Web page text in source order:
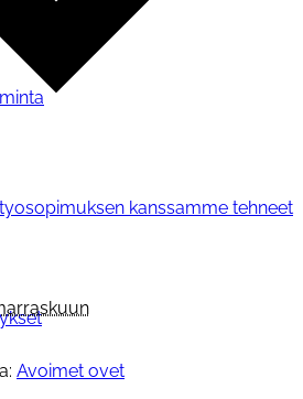
kanssamme tehneet
Avoimet ovet